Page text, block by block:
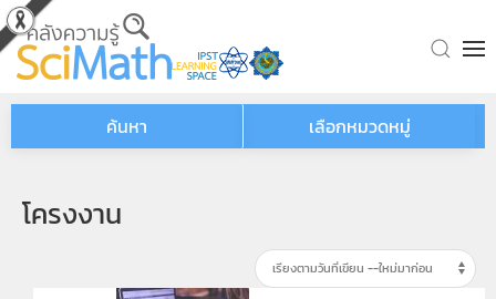
Skip to main content
ค้นหา เลือกหมวดหมู่
โครงงาน